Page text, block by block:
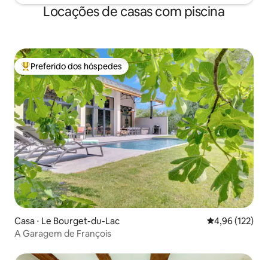
Locações de casas com piscina
Entre os melhores preferidos dos hóspedes
Preferido dos hóspedes
Casa ⋅ Le Bourget-du-Lac 4,96 de uma
4,96 (122)
A Garagem de François